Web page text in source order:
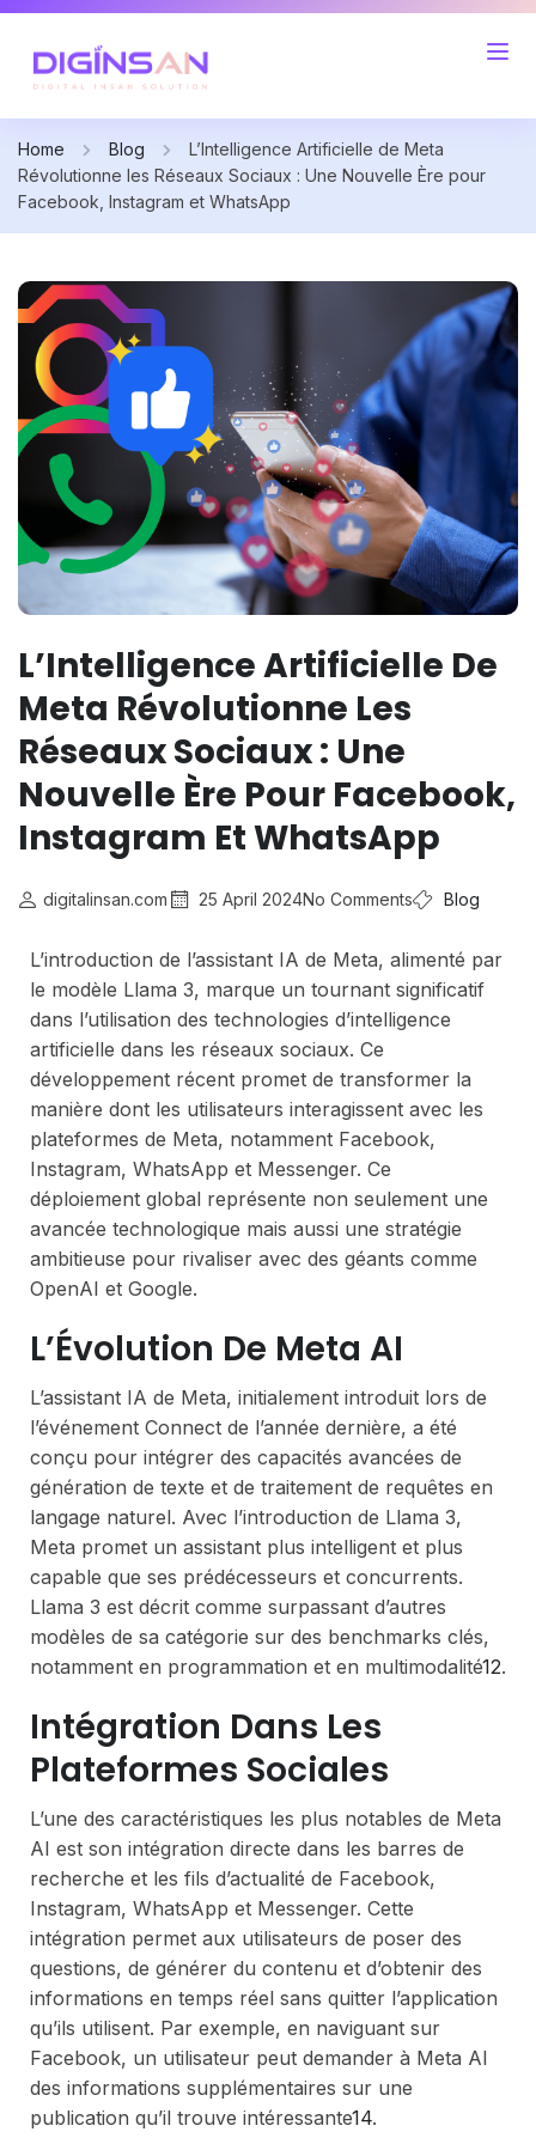
Home Blog
L’Intelligence Artificielle de Meta
Révolutionne les Réseaux Sociaux : Une Nouvelle Ère pour
Facebook, Instagram et WhatsApp
L’Intelligence Artificielle De
Meta Révolutionne Les
Réseaux Sociaux : Une
Nouvelle Ère Pour Facebook,
Instagram Et WhatsApp
digitalinsan.com 25 April 2024No Comments Blog
L’introduction de l’assistant IA de Meta, alimenté par
le modèle Llama 3, marque un tournant significatif
dans l’utilisation des technologies d’intelligence
artificielle dans les réseaux sociaux. Ce
développement récent promet de transformer la
manière dont les utilisateurs interagissent avec les
plateformes de Meta, notamment Facebook,
Instagram, WhatsApp et Messenger. Ce
déploiement global représente non seulement une
avancée technologique mais aussi une stratégie
ambitieuse pour rivaliser avec des géants comme
OpenAI et Google.
L’Évolution De Meta AI
L’assistant IA de Meta, initialement introduit lors de
l’événement Connect de l’année dernière, a été
conçu pour intégrer des capacités avancées de
génération de texte et de traitement de requêtes en
langage naturel. Avec l’introduction de Llama 3,
Meta promet un assistant plus intelligent et plus
capable que ses prédécesseurs et concurrents.
Llama 3 est décrit comme surpassant d’autres
modèles de sa catégorie sur des benchmarks clés,
notamment en programmation et en multimodalité12.
Intégration Dans Les
Plateformes Sociales
L’une des caractéristiques les plus notables de Meta
AI est son intégration directe dans les barres de
recherche et les fils d’actualité de Facebook,
Instagram, WhatsApp et Messenger. Cette
intégration permet aux utilisateurs de poser des
questions, de générer du contenu et d’obtenir des
informations en temps réel sans quitter l’application
qu’ils utilisent. Par exemple, en naviguant sur
Facebook, un utilisateur peut demander à Meta AI
des informations supplémentaires sur une
publication qu’il trouve intéressante14.